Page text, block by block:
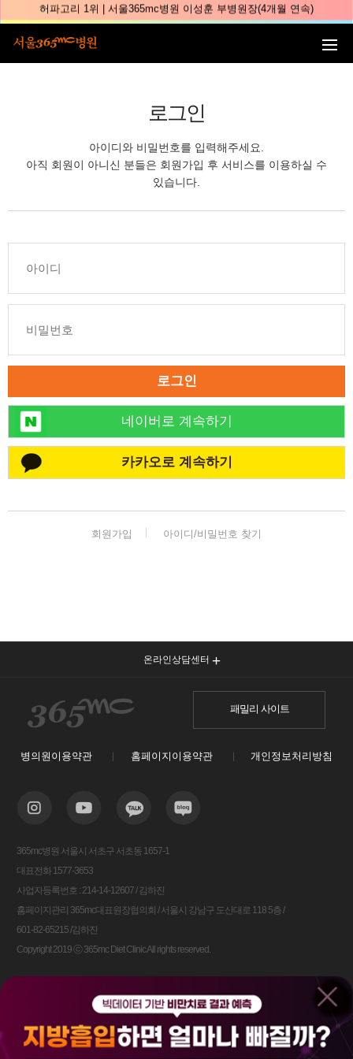
얼굴지방흡입 1위 | 서울365mc병원 서성익 원장(3년 연속)
배파가리 1위 | 서울365mc병원 서성익 원장
🏆지방흡입 고객 만족도 99.9% 최고치 달성🏆
🏆서울365mc병원 부위별 최다 지방흡입 집도의 4관왕!! (2026년 7월 기준)
복부지방흡입 1위 | 서울365mc병원 정원주 원장
허파고리 1위 | 서울365mc병원 이성훈 부병원장(4개월 연속)
🏆대한민국 첫번째 '병원급' 지방흡입 병원🏆
🏆지방흡입 고객 만족도 99.9% 최고치 달성🏆
본문 바로가기
로그인
아이디와 비밀번호를 입력해주세요.
아직 회원이 아니신 분들은 회원가입 후 서비스를 이용하실 수
있습니다.
로그인
네이버로 계속하기
카카오로 계속하기
회원가입 아이디/비밀번호 찾기
온라인상담센터
패밀리 사이트
병의원이용약관 홈페이지이용약관 개인정보처리방침
365mc병원 서울시 서초구 서초동 1657-1
대표전화 1577-3653
사업자등록번호 : 214-14-12607 / 김하진
홈페이지관리 365mc대표원장협의회 / 서울시 강남구 도산대로 118 5층 /
601-82-65215 /김하진
Copyright 2019 ⓒ 365mc Diet Clinic All rights reserved.